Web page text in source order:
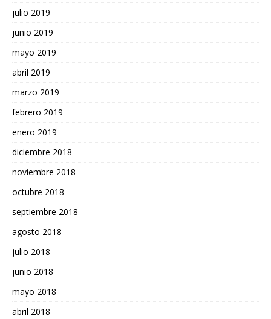
julio 2019
junio 2019
mayo 2019
abril 2019
marzo 2019
febrero 2019
enero 2019
diciembre 2018
noviembre 2018
octubre 2018
septiembre 2018
agosto 2018
julio 2018
junio 2018
mayo 2018
abril 2018